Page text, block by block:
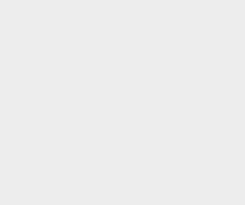
s Prilogom II.,
d.o.o.
korisnika i